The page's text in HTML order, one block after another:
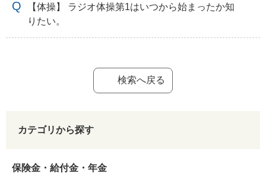
【体操】 ラジオ体操第1はいつから始まったか知
りたい。
検索へ戻る
カテゴリから探す
保険金・給付金・年金